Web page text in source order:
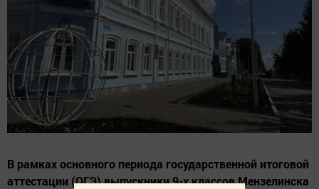
В рамках основного периода государственной итоговой
аттестации (ОГЭ) выпускники 9-х классов Мензелинска